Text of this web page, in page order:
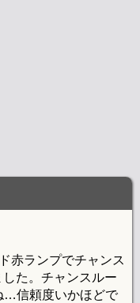
赤ランプでチャンス
た。チャンスルー
…信頼度いかほどで